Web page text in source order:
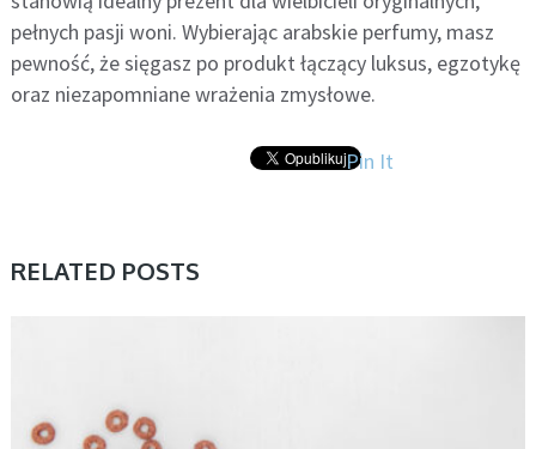
pełnych pasji woni. Wybierając arabskie perfumy, masz
pewność, że sięgasz po produkt łączący luksus, egzotykę
oraz niezapomniane wrażenia zmysłowe.
Pin It
RELATED POSTS